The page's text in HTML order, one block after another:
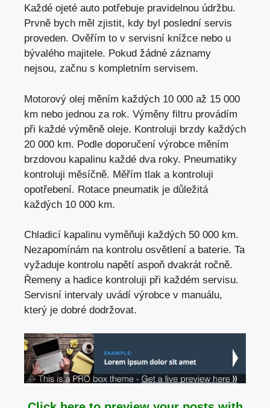
Každé ojeté auto potřebuje pravidelnou údržbu.
Prvně bych měl zjistit, kdy byl poslední servis
proveden. Ověřím to v servisní knížce nebo u
bývalého majitele. Pokud žádné záznamy
nejsou, začnu s kompletním servisem.
Motorový olej měním každých 10 000 až 15 000
km nebo jednou za rok. Výměny filtru provádím
při každé výměně oleje. Kontroluji brzdy každých
20 000 km. Podle doporučení výrobce měním
brzdovou kapalinu každé dva roky. Pneumatiky
kontroluji měsíčně. Měřím tlak a kontroluji
opotřebení. Rotace pneumatik je důležitá
každých 10 000 km.
Chladicí kapalinu vyměňuji každých 50 000 km.
Nezapomínám na kontrolu osvětlení a baterie. Ta
vyžaduje kontrolu napětí aspoň dvakrát ročně.
Řemeny a hadice kontroluji při každém servisu.
Servisní intervaly uvádí výrobce v manuálu,
který je dobré dodržovat.